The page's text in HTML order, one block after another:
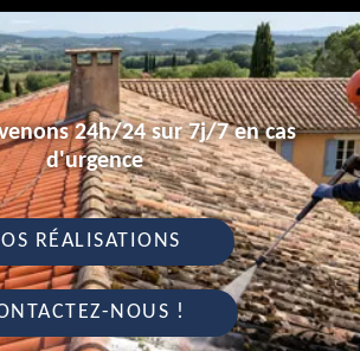
24h/24 sur 7j/7 en cas
d'urgence
RÉALISATIONS
NOUS !